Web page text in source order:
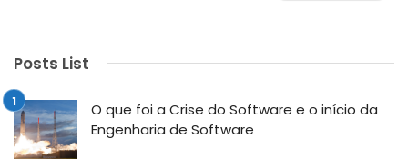
Posts List
O que foi a Crise do Software e o início da
Engenharia de Software